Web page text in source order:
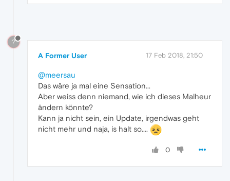
?
A Former User 17 Feb 2018, 21:50
@meersau
Das wäre ja mal eine Sensation...
Aber weiss denn niemand, wie ich dieses Malheur
ändern könnte?
Kann ja nicht sein, ein Update, irgendwas geht
nicht mehr und naja, is halt so....
0